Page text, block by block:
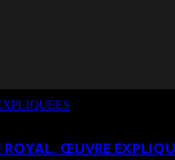
ROYAL. ŒUVRE